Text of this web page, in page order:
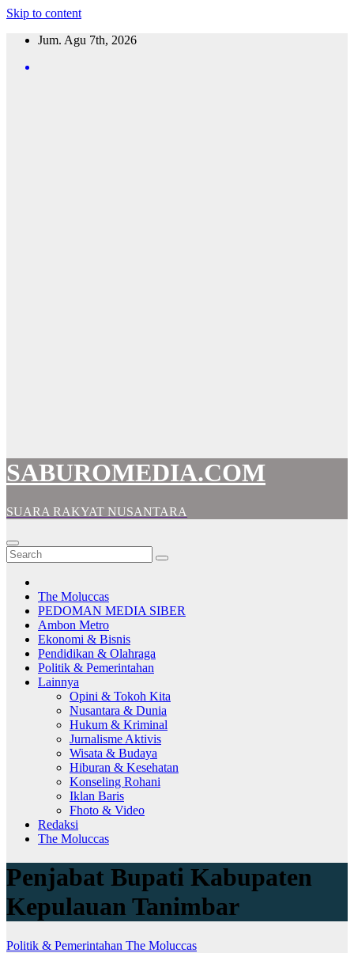
Skip to content
Jum. Agu 7th, 2026
SABUROMEDIA.COM
SUARA RAKYAT NUSANTARA
The Moluccas
PEDOMAN MEDIA SIBER
Ambon Metro
Ekonomi & Bisnis
Pendidikan & Olahraga
Politik & Pemerintahan
Lainnya
Opini & Tokoh Kita
Nusantara & Dunia
Hukum & Kriminal
Jurnalisme Aktivis
Wisata & Budaya
Hiburan & Kesehatan
Konseling Rohani
Iklan Baris
Fhoto & Video
Redaksi
The Moluccas
Penjabat Bupati Kabupaten
Kepulauan Tanimbar
Politik & Pemerintahan The Moluccas